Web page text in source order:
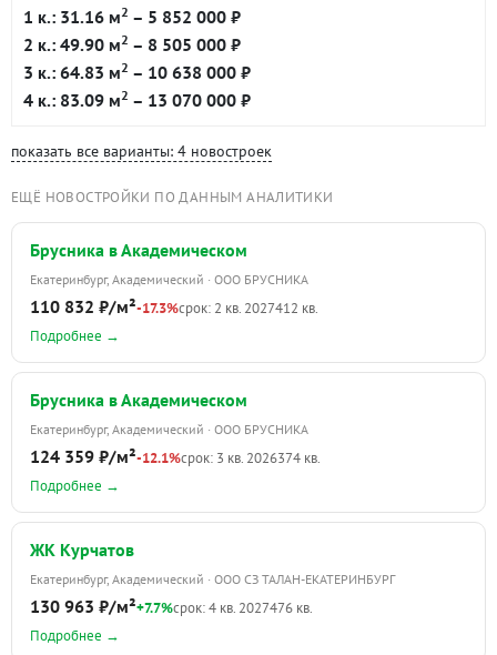
1 к.: 31.16 м2 – 5 852 000 ₽
2 к.: 49.90 м2 – 8 505 000 ₽
3 к.: 64.83 м2 – 10 638 000 ₽
4 к.: 83.09 м2 – 13 070 000 ₽
показать все варианты: 4 новостроек
ЕЩЁ НОВОСТРОЙКИ ПО ДАННЫМ АНАЛИТИКИ
Брусника в Академическом
Екатеринбург, Академический · ООО БРУСНИКА
110 832 ₽/м²-17.3%срок: 2 кв. 2027412 кв.
Подробнее →
Брусника в Академическом
Екатеринбург, Академический · ООО БРУСНИКА
124 359 ₽/м²-12.1%срок: 3 кв. 2026374 кв.
Подробнее →
ЖК Курчатов
Екатеринбург, Академический · ООО СЗ ТАЛАН-ЕКАТЕРИНБУРГ
130 963 ₽/м²+7.7%срок: 4 кв. 2027476 кв.
Подробнее →